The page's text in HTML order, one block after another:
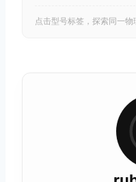
点击型号标签，探索同一物